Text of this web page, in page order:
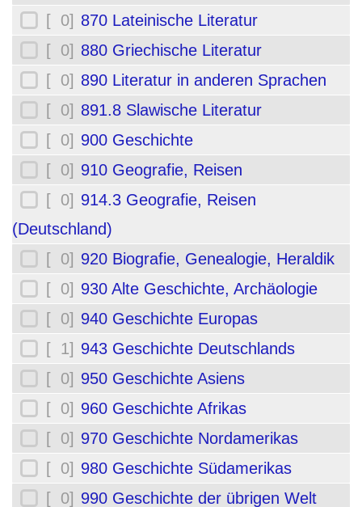
[ 0] 870 Lateinische Literatur
[ 0] 880 Griechische Literatur
[ 0] 890 Literatur in anderen Sprachen
[ 0] 891.8 Slawische Literatur
[ 0] 900 Geschichte
[ 0] 910 Geografie, Reisen
[ 0] 914.3 Geografie, Reisen
(Deutschland)
[ 0] 920 Biografie, Genealogie, Heraldik
[ 0] 930 Alte Geschichte, Archäologie
[ 0] 940 Geschichte Europas
[ 1] 943 Geschichte Deutschlands
[ 0] 950 Geschichte Asiens
[ 0] 960 Geschichte Afrikas
[ 0] 970 Geschichte Nordamerikas
[ 0] 980 Geschichte Südamerikas
[ 0] 990 Geschichte der übrigen Welt